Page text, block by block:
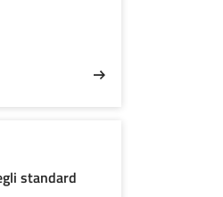
standard